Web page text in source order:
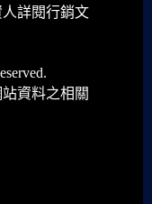
詳閱行銷文
資料之相關